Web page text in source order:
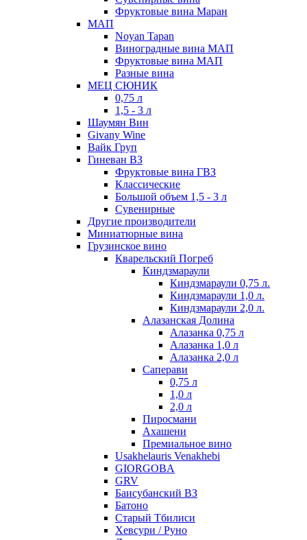
Фруктовые вина Маран
МАП
Noyan Tapan
Виноградные вина МАП
Фруктовые вина МАП
Разные вина
МЕЦ СЮНИК
0,75 л
1,5 - 3 л
Шаумян Вин
Givany Wine
Вайк Груп
Гиневан ВЗ
Фруктовые вина ГВЗ
Классические
Большой объем 1,5 - 3 л
Сувенирные
Другие производители
Миниатюрные вина
Грузинское вино
Кварельский Погреб
Киндзмараули
Киндзмараули 0,75 л.
Киндзмараули 1,0 л.
Киндзмараули 2,0 л.
Алазанская Долина
Алазанка 0,75 л
Алазанка 1,0 л
Алазанка 2,0 л
Саперави
0,75 л
1,0 л
2,0 л
Пиросмани
Ахашени
Премиальное вино
Usakhelauris Venakhebi
GIORGOBA
GRV
Баисубанский ВЗ
Батоно
Старый Тбилиси
Хевсури / Руно